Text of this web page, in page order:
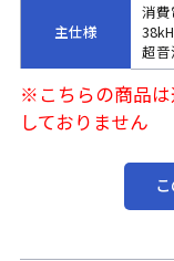
主仕様
消
超音
※こちらの商品は
しておりません